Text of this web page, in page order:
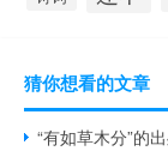
猜你想看的文章
“有如草木分”的